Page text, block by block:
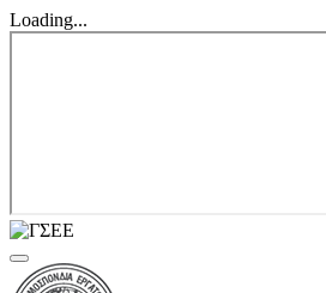
Loading...